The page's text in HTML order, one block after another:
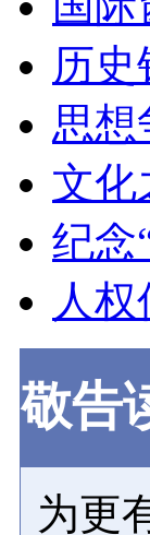
历史
思想
文化
纪念
人权
敬告
为更